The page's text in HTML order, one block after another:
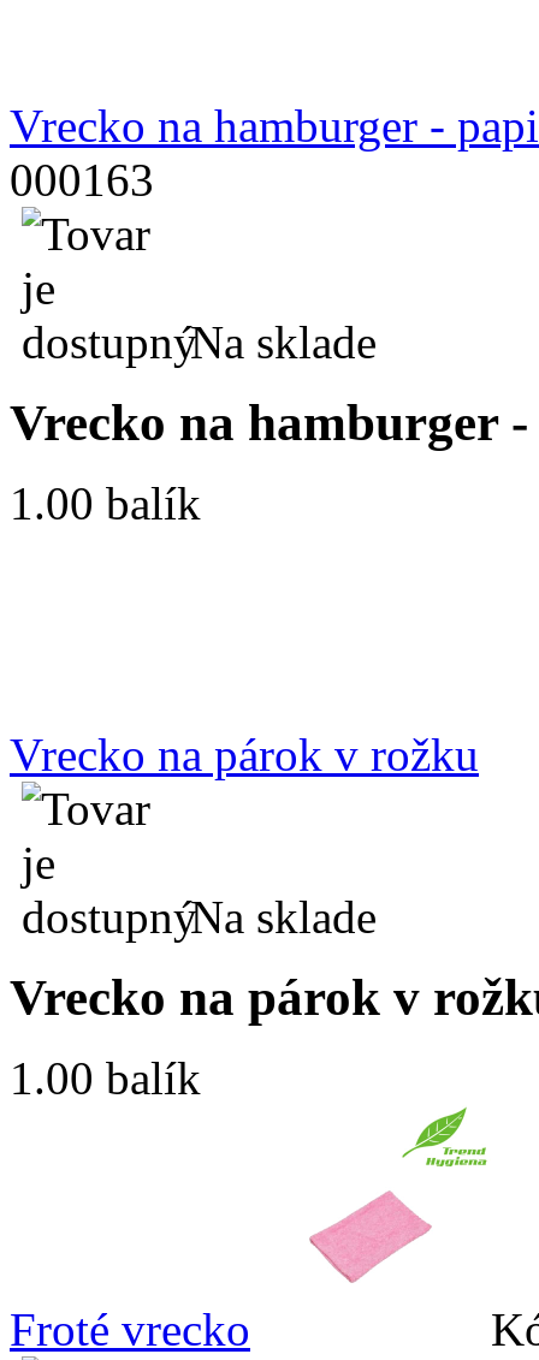
Vrecko na hamburger -
000163
Na sklade
Vrecko na hamburger
1.00 balík
Vrecko na párok v rožku
Na sklade
Vrecko na párok v
1.00 balík
Froté vrecko